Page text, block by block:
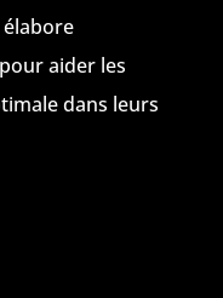
élabore
aider les
dans leurs